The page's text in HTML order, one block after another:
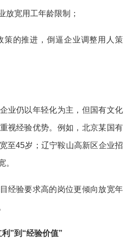
放宽用工年龄限制；
策的推进，倒逼企业调整用人策
业仍以年轻化为主，但国有文化
视经验优势。例如，北京某国有
至45岁；辽宁鞍山高新区企业招
。
经验要求高的岗位更倾向放宽年
”到“经验价值”